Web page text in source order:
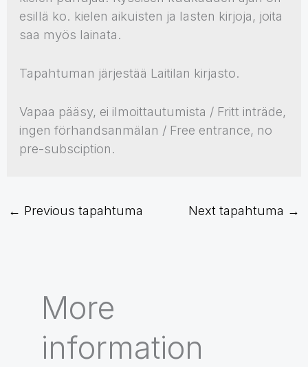
esillä ko. kielen aikuisten ja lasten kirjoja, joita
saa myös lainata.
Tapahtuman järjestää Laitilan kirjasto.
Vapaa pääsy, ei ilmoittautumista / Fritt inträde,
ingen förhandsanmälan / Free entrance, no
pre-subsciption.
← Previous tapahtuma Next tapahtuma →
More
information